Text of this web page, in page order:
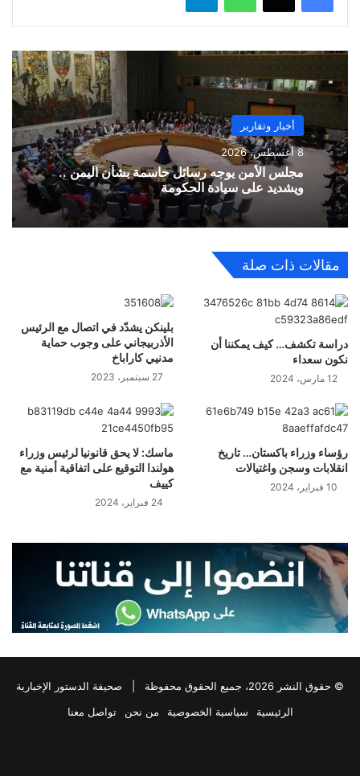
أخبار وتقارير
8 أغسطس، 2026
مجلس الأمن يوجه رسائل حاسمة بشأن اليمن ..
ويشديد على سيادة الحكومة
مقالات ذات صلة
دراسة تكشف… كيف يمكننا أن
نكون سعداء
12 مارس، 2024
بلينكن يشدّد في اتصال مع الرئيس
الأذربيجاني على وجوب حماية
مدنيي كاراباخ
27 سبتمبر، 2023
رؤساء وزراء باكستان… تاريخ
انقلابات وسجن واغتيالات
10 فبراير، 2024
ماسك: لا يحق قانونيا لرئيس وزراء
هولندا التوقيع على اتفاقية أمنية مع
كييف
24 فبراير، 2024
© حقوق النشر 2026، جميع الحقوق محفوظة |
صحيفة الدستور الإخبارية
الرئيسية
سياسية الخصوصية من نحن تواصل معنا